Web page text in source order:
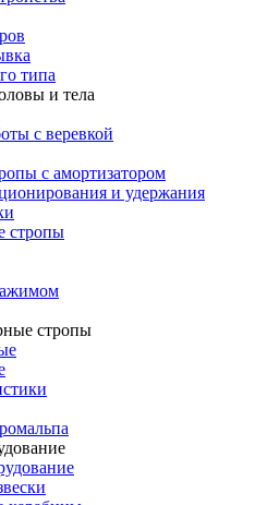
типа
и тела
с веревкой
с амортизатором
и удержания
стропы
стропы